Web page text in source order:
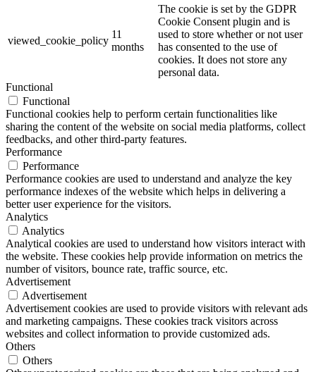
viewed_cookie_policy
11
months
The cookie is set by the GDPR
Cookie Consent plugin and is
used to store whether or not user
has consented to the use of
cookies. It does not store any
personal data.
Functional
Functional
Functional cookies help to perform certain functionalities like
sharing the content of the website on social media platforms, collect
feedbacks, and other third-party features.
Performance
Performance
Performance cookies are used to understand and analyze the key
performance indexes of the website which helps in delivering a
better user experience for the visitors.
Analytics
Analytics
Analytical cookies are used to understand how visitors interact with
the website. These cookies help provide information on metrics the
number of visitors, bounce rate, traffic source, etc.
Advertisement
Advertisement
Advertisement cookies are used to provide visitors with relevant ads
and marketing campaigns. These cookies track visitors across
websites and collect information to provide customized ads.
Others
Others